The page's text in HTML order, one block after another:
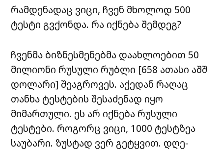
რამდენადაც ვიცი, ჩვენ მხოლოდ 500
ტესტი გვქონდა. რა იქნება შემდეგ?
ჩვენმა ბიზნესმენებმა დაახლოებით 50
მილიონი რუსული რუბლი [658 ათასი აშშ
დოლარი] შეაგროვეს. აქედან რაღაც
თანხა ტესტების შესაძენად იყო
მიმართული. ეს არ იქნება რუსული
ტესტები. როგორც ვიცი, 1000 ტესტზეა
საუბარი. ზუსტად ვერ გეტყვით. დღე-